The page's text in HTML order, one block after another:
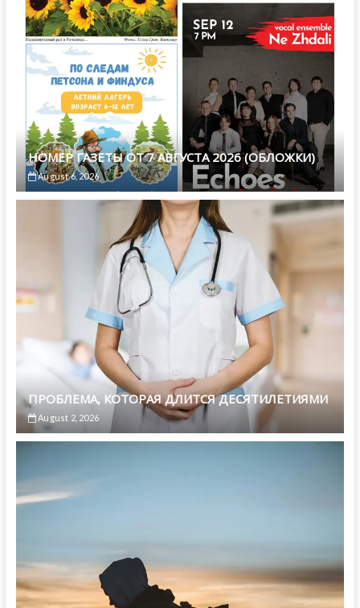
НОМЕР ГАЗЕТЫ ОТ 7 АВГУСТА 2026 (ОБЛОЖКИ)
August 6, 2026
ПРОБЛЕМА, КОТОРАЯ ДЛИТСЯ ДЕСЯТИЛЕТИЯМИ
August 2, 2026